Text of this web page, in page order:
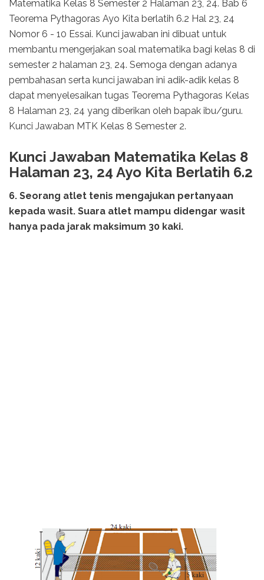
Matematika Kelas 8 Semester 2 Halaman 23, 24. Bab 6
Teorema Pythagoras Ayo Kita berlatih 6.2 Hal 23, 24
Nomor 6 - 10 Essai. Kunci jawaban ini dibuat untuk
membantu mengerjakan soal matematika bagi kelas 8 di
semester 2 halaman 23, 24. Semoga dengan adanya
pembahasan serta kunci jawaban ini adik-adik kelas 8
dapat menyelesaikan tugas Teorema Pythagoras Kelas
8 Halaman 23, 24 yang diberikan oleh bapak ibu/guru.
Kunci Jawaban MTK Kelas 8 Semester 2.
Kunci Jawaban Matematika Kelas 8
Halaman 23, 24 Ayo Kita Berlatih 6.2
6. Seorang atlet tenis mengajukan pertanyaan
kepada wasit. Suara atlet mampu didengar wasit
hanya pada jarak maksimum 30 kaki.